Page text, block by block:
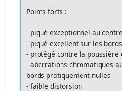
Points forts :
- piqué exceptionnel au centre
- piqué excellent sur les bords
- protégé contre la poussière
- aberrations chromatiques
bords pratiquement nulles
- faible distorsion